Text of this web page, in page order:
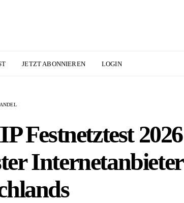
JETZT ABONNIEREN LOGIN
Festnetztest 2026
Internetanbieter